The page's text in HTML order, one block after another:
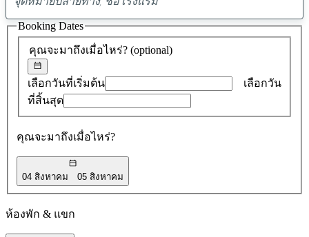
พบ
ข้อ
เสนอ
0
คุณจะมาถึงเมื่อไหร่? (optional)
เลือกวันที่เริ่มต้น
เลือกวัน
ที่สิ้นสุด
คุณจะมาถึงเมื่อไหร่?
04 สิงหาคม 05 สิงหาคม
Booking Dates
ห้องพัก & แขก